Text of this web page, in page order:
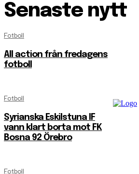
Senaste nytt
Fotboll
All action från fredagens
fotboll
Fotboll
Syrianska Eskilstuna IF
vann klart borta mot FK
Bosna 92 Örebro
Fotboll